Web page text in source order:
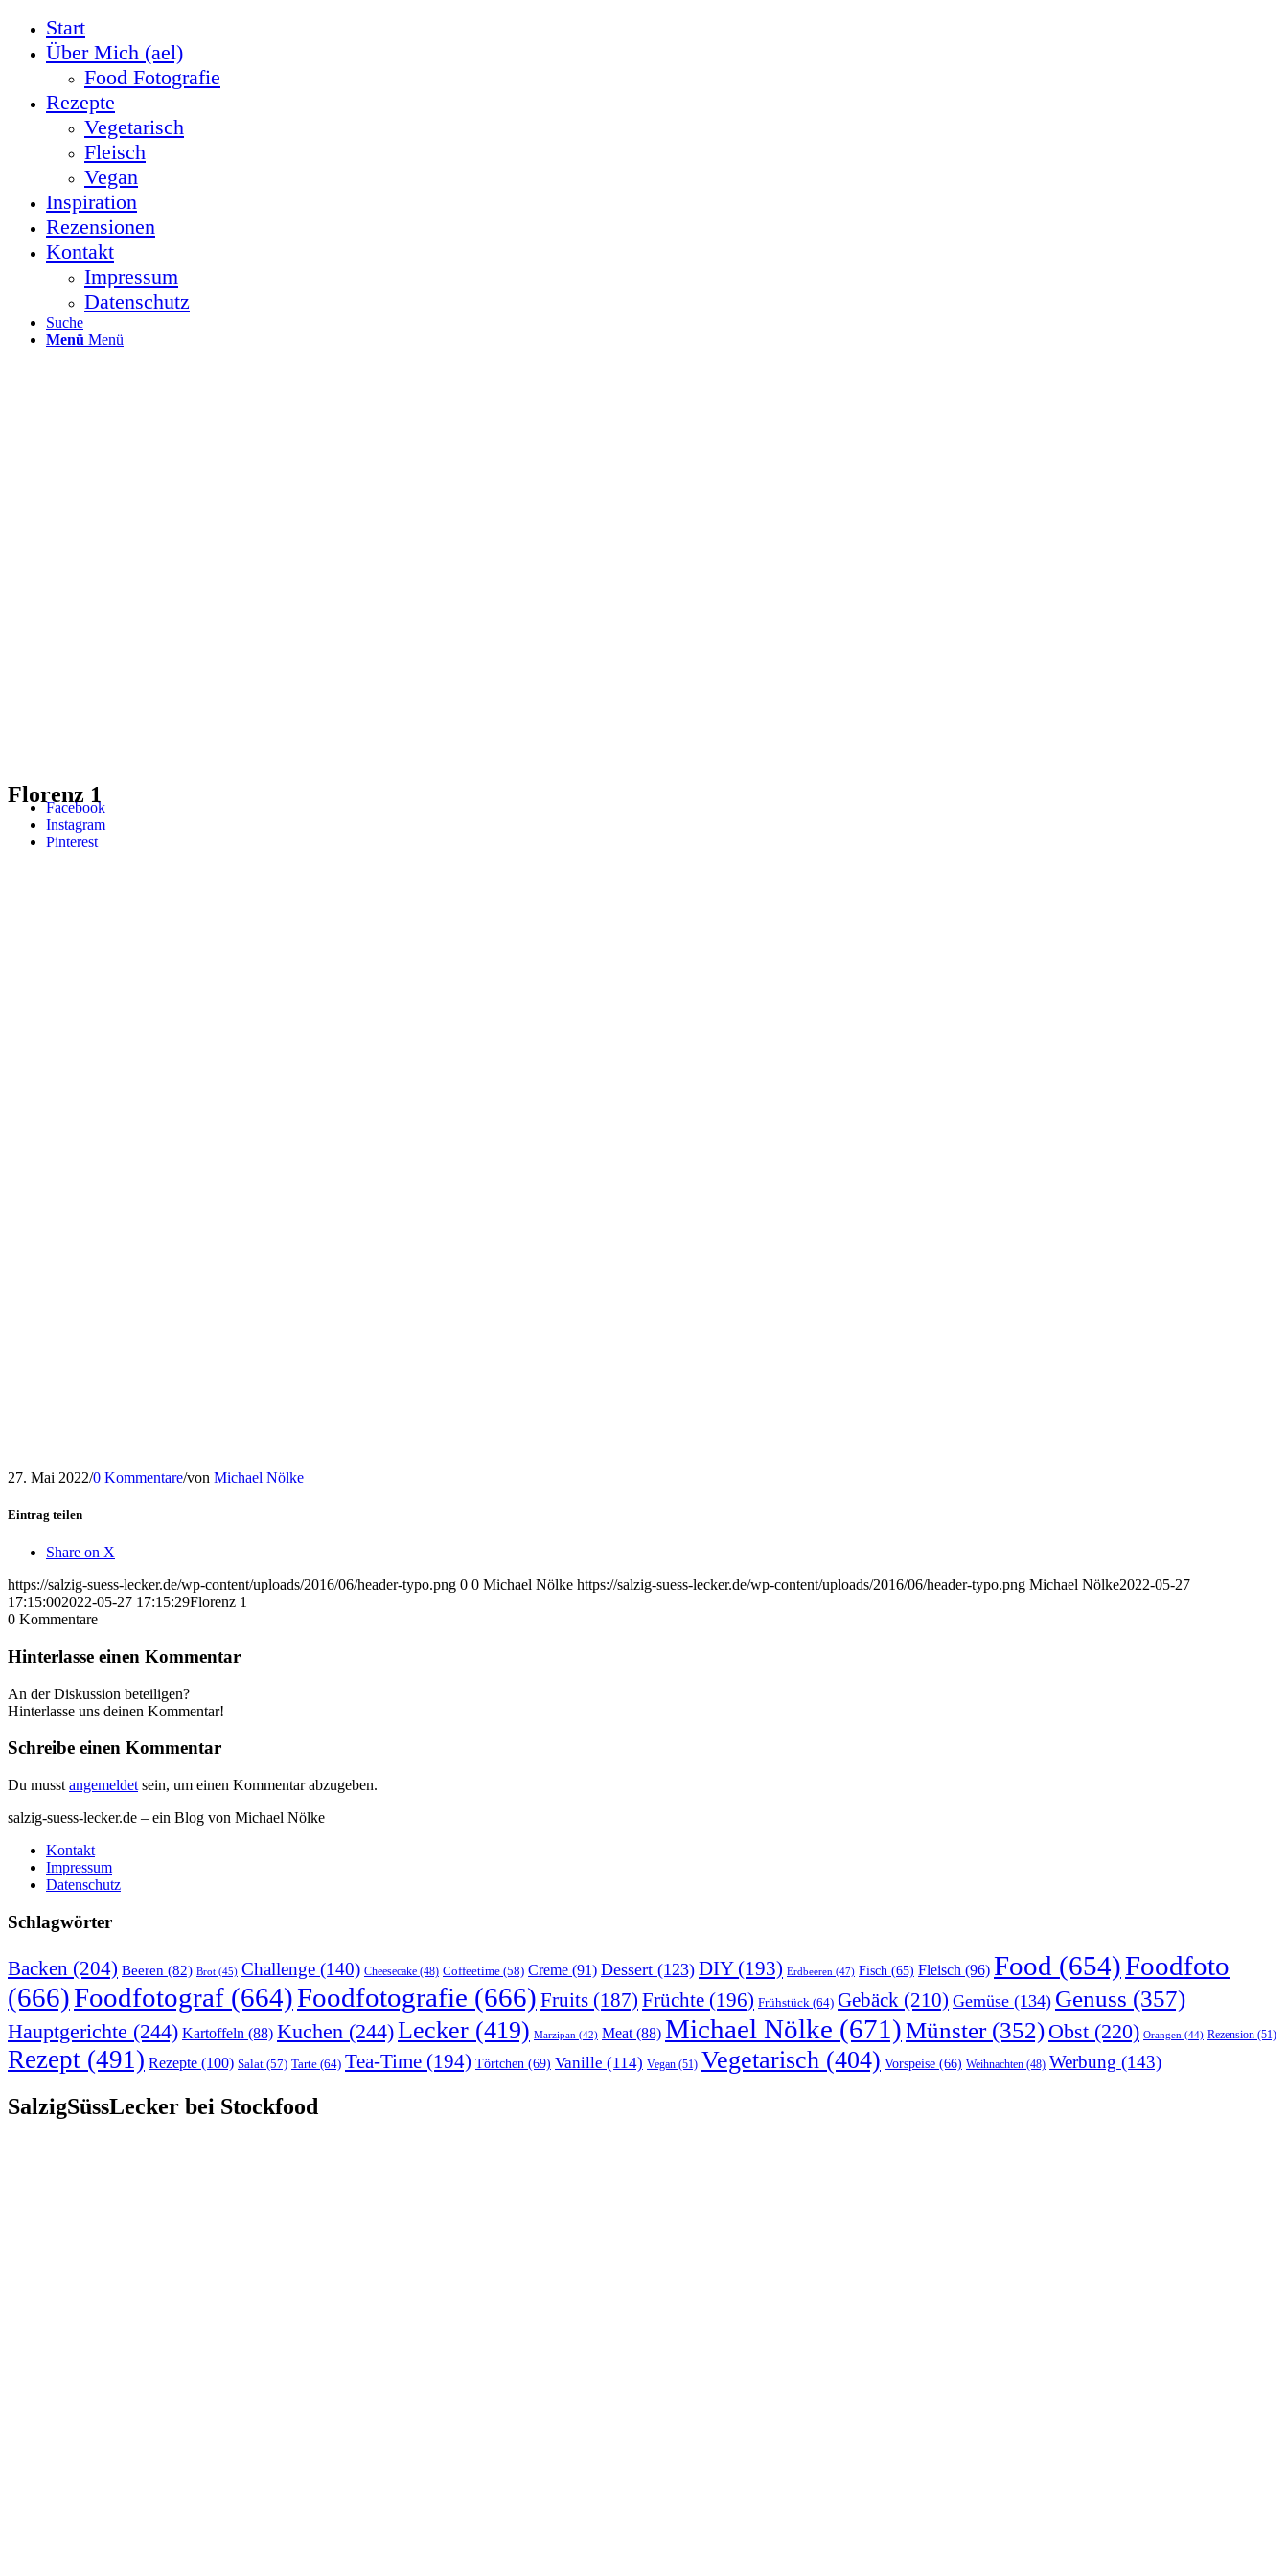
Start
Über Mich (ael)
Food Fotografie
Rezepte
Vegetarisch
Fleisch
Vegan
Inspiration
Rezensionen
Kontakt
Impressum
Datenschutz
Suche
Menü Menü
Facebook
Instagram
Pinterest
Florenz 1
27. Mai 2022/0 Kommentare/von Michael Nölke
Eintrag teilen
Share on X
https://salzig-suess-lecker.de/wp-content/uploads/2016/06/header-typo.png 0 0 Michael Nölke https://salzig-suess-lecker.de/wp-content/uploads/2016/06/header-typo.png Michael Nölke2022-05-27
17:15:002022-05-27 17:15:29Florenz 1
0 Kommentare
Hinterlasse einen Kommentar
An der Diskussion beteiligen?
Hinterlasse uns deinen Kommentar!
Schreibe einen Kommentar
Du musst angemeldet sein, um einen Kommentar abzugeben.
salzig-suess-lecker.de – ein Blog von Michael Nölke
Kontakt
Impressum
Datenschutz
Schlagwörter
Backen (204) Beeren (82) Brot (45) Challenge (140) Cheesecake (48) Coffeetime (58) Creme (91) Dessert (123) DIY(193) Erdbeeren (47) Fisch (65) Fleisch (96) Food (654)Foodfoto
(666)Foodfotograf (664)Foodfotografie (666) Fruits (187) Früchte (196) Frühstück (64) Gebäck (210) Gemüse (134) Genuss (357)
Hauptgerichte (244) Kartoffeln (88) Kuchen (244)Lecker (419) Marzipan (42) Meat(88) Michael Nölke (671)Münster(352) Obst (220) Orangen (44) Rezension (51)
Rezept (491) Rezepte (100) Salat (57) Tarte (64) Tea-Time (194) Törtchen (69) Vanille (114) Vegan (51) Vegetarisch (404) Vorspeise (66) Weihnachten (48) Werbung (143)
SalzigSüssLecker bei Stockfood